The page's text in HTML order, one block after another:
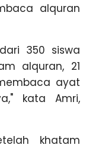
alquran
350 siswa
alquran, 21
ayat
kata Amri,
khatam